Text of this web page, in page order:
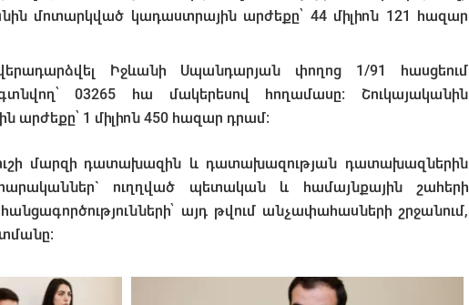
մոտարկված կադաստրային արժեքը՝ 44 միլիոն 121 հազար
Իջևանի Սպանդարյան փողոց 1/91 հասցեում
03265 հա մակերեսով հողամասը: Շուկայականին
արժեքը՝ 1 միլիոն 450 հազար դրամ:
մարզի դատախազին և դատախազության դատախազներին
ուղղված պետական և համայնքային շահերի
այդ թվում անչափահասների շրջանում,